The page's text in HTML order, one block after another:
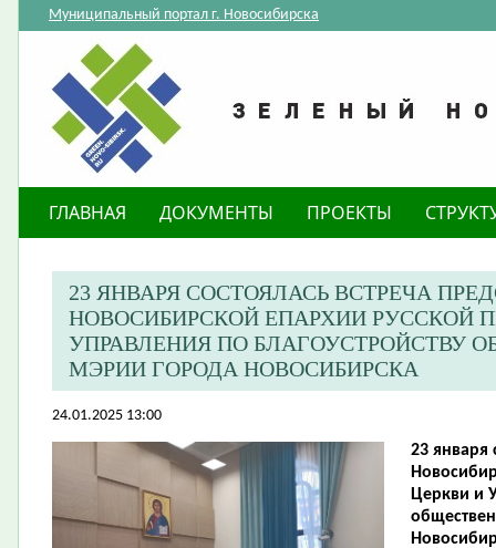
Муниципальный портал г. Новосибирска
ГЛАВНАЯ ДОКУМЕНТЫ ПРОЕКТЫ
23 ЯНВАРЯ СОСТОЯЛАСЬ ВСТРЕЧА
НОВОСИБИРСКОЙ ЕПАРХИИ РУССКОЙ
УПРАВЛЕНИЯ ПО БЛАГОУСТРОЙСТВУ
МЭРИИ ГОРОДА НОВОСИБИРСКА
24.01.2025 13:00
23 января
Церкви и